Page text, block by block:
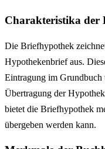
Charakteristika der
Die Briefhypothek
Hypothekenbrief aus.
Eintragung im Grundbuch
Übertragung der
bietet die Briefhypothek
übergeben werden kann.